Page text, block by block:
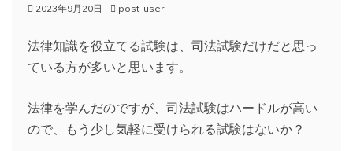
2023年9月20日 post-user
法律知識を役立てる試験は、司法試験だけだと思っ
ている方が多いと思います。
法律を学んだのですが、司法試験はハードルが高い
ので、もう少し気軽に受けられる試験はないか？